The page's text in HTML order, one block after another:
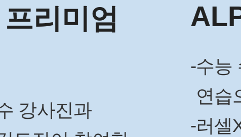
러셀 대치 홍
러셀학원의 장학
ALPHA
수능 수학 기출
연습으로 취약
러셀X메가스